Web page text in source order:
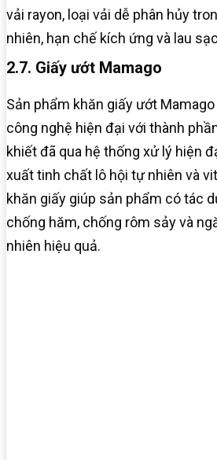
vải rayon, loại vải dễ phân hủy
nhiên, hạn chế kích ứng và lau
2.7. Giấy ướt Mamago
Sản phẩm khăn giấy ướt
công nghệ hiện đại với thành
khiết đã qua hệ thống xử lý hiện
xuất tinh chất lô hội tự nhiên và
khăn giấy giúp sản phẩm có tác
chống hăm, chống rôm sảy và
nhiên hiệu quả.